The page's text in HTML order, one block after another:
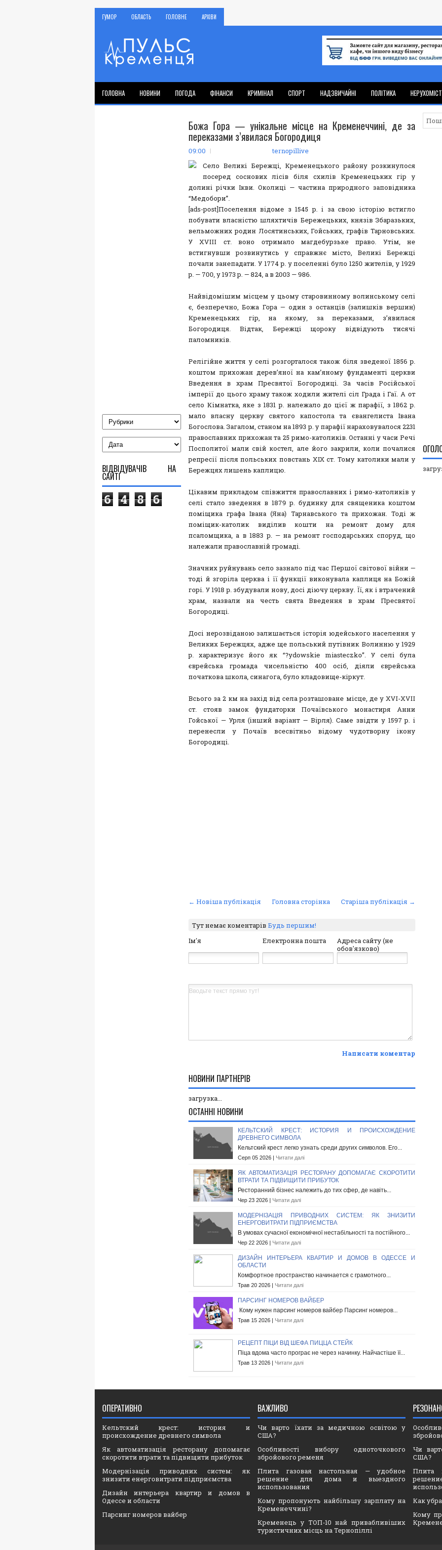
ГУМОР ОБЛАСТЬ ГОЛОВНЕ АРХІВИ
ГОЛОВНА НОВИНИ ПОГОДА ФІНАНСИ КРИМІНАЛ СПОРТ НАДЗВИЧАЙНІ ПОЛІТИКА
Божа Гора — унікальне місце на Кременеччині, де за
переказами з’явилася Богородиця
09:00
ternopillive
Село Великі Бережці, Кременецького району розкинулося
посеред соснових лісів біля схилів Кременецьких гір у
долині річки Ікви. Околиці — частина природного заповідника
“Медобори”.
[ads-post]Поселення відоме з 1545 р. і за свою історію встигло
побувати власністю шляхтичів Бережецьких, князів Збаразьких,
вельможних родин Лосятинських, Гойських, графів Тарновських.
У XVIII ст. воно отримало магдебурзьке право. Утім, не
встигнувши розвинутись у справжнє місто, Великі Бережці
почали занепадати. У 1774 р. у поселенні було 1250 жителів, у 1929
р. — 700, у 1973 р. — 824, а в 2003 — 986.
Найвідомішим місцем у цьому старовинному волинському селі
є, безперечно, Божа Гора — один з останців (залишків вершин)
Кременецьких гір, на якому, за переказами, з’явилася
Богородиця. Відтак, Бережці щороку відвідують тисячі
паломників.
Релігійне життя у селі розгорталося також біля зведеної 1856 р.
коштом прихожан дерев’яної на кам’яному фундаменті церкви
Введення в храм Пресвятої Богородиці. За часів Російської
імперії до цього храму також ходили жителі сіл Града і Гаї. А от
село Кімнатка, яке з 1831 р. належало до цієї ж парафії, з 1862 р.
мало власну церкву святого капостола та євангелиста Івана
Богослова. Загалом, станом на 1893 р. у парафії нараховувалося 2231
православних прихожан та 25 римо-католиків. Останні у часи Речі
Посполитої мали свій костел, але його закрили, коли почалися
репресії після польських повстань ХІХ ст. Тому католики мали у
Бережцях лишень каплицю.
Цікавим прикладом співжиття православних і римо-католиків у
селі стало зведення в 1879 р. будинку для священика коштом
поміщика графа Івана (Яна) Тарнавського та прихожан. Тоді ж
поміщик-католик виділив кошти на ремонт дому для
псаломщика, а в 1883 р. — на ремонт господарських споруд, що
належали православній громаді.
Значних руйнувань село зазнало під час Першої світової війни —
тоді й згоріла церква і її функції виконувала каплиця на Божій
горі. У 1918 р. збудували нову, досі діючу церкву. Її, як і втрачений
храм, назвали на честь свята Введення в храм Пресвятої
Богородиці.
Досі нерозвіданою залишається історія юдейського населення у
Великих Бережцях, адже ще польський путівник Волинню у 1929
р. характеризує його як “?ydowskie miasteczko”. У селі була
єврейська громада чисельністю 400 осіб, діяли єврейська
початкова школа, синагога, було кладовище-кіркут.
Всього за 2 км на захід від села розташоване місце, де у XVI-XVII
ст. стояв замок фундаторки Почаївського монастиря Анни
Гойської — Урля (інший варіант — Вірля). Саме звідти у 1597 р. і
перенесли у Почаїв всесвітньо відому чудотворну ікону
Богородиці.
← Новіша публікація Старіша публікація →
Головна сторінка
Тут немає коментарів Будь першим!
Ім'я
Електронна пошта
Адреса сайту (не
обов'язково)
Написати коментар
НОВИНИ ПАРТНЕРІВ
загрузка...
ОСТАННІ НОВИНИ
КЕЛЬТСКИЙ КРЕСТ: ИСТОРИЯ И ПРОИСХОЖДЕНИЕ
ДРЕВНЕГО СИМВОЛА
Кельтский крест легко узнать среди других символов. Его...
Серп 05 2026 | Читати далі
ЯК АВТОМАТИЗАЦІЯ РЕСТОРАНУ ДОПОМАГАЄ СКОРОТИТИ
ВТРАТИ ТА ПІДВИЩИТИ ПРИБУТОК
Ресторанний бізнес належить до тих сфер, де навіть...
Чер 23 2026 | Читати далі
МОДЕРНІЗАЦІЯ ПРИВОДНИХ СИСТЕМ: ЯК ЗНИЗИТИ
ЕНЕРГОВИТРАТИ ПІДПРИЄМСТВА
В умовах сучасної економічної нестабільності та постійного...
Чер 22 2026 | Читати далі
ДИЗАЙН ИНТЕРЬЕРА КВАРТИР И ДОМОВ В ОДЕССЕ И
ОБЛАСТИ
Комфортное пространство начинается с грамотного...
Трав 20 2026 | Читати далі
ПАРСИНГ НОМЕРОВ ВАЙБЕР
Кому нужен парсинг номеров вайбер Парсинг номеров...
Трав 15 2026 | Читати далі
РЕЦЕПТ ПІЦИ ВІД ШЕФА ПИЦЦА СТЕЙК
Піца вдома часто програє не через начинку. Найчастіше її...
Трав 13 2026 | Читати далі
ВІДВІДУВАЧІВ НА
САЙТІ
6 4 8 6
ОПЕРАТИВНО
Кельтский крест: история и
происхождение древнего символа
Як автоматизація ресторану допомагає
скоротити втрати та підвищити прибуток
Модернізація приводних систем: як
знизити енерговитрати підприємства
Дизайн интерьера квартир и домов в
Одессе и области
Парсинг номеров вайбер
ВАЖЛИВО
Чи варто їхати за медичною освітою у
США?
Особливості вибору одноточкового
збройового ременя
Плита газовая настольная — удобное
решение для дома и выездного
использования
Кому пропонують найбільшу зарплату на
Кременеччині?
Кременець у ТОП-10 най привабливіших
туристичних місць на Тернопіллі
Чи
США?
Плита
Как
Кому